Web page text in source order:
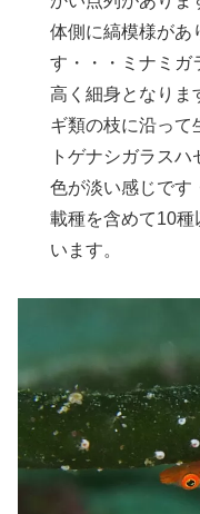
体側に縞模様があ
す・・・ミナミガ
高く細身となりま
ギ類の枝に沿って
トゲナシガラス
色が淡い感じです
載種を含めて10種
います。